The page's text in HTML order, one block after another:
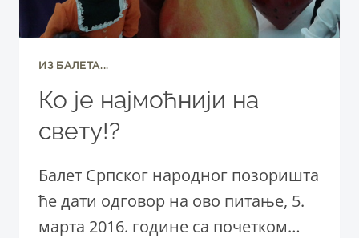
ИЗ БАЛЕТА...
Ко је најмоћнији на
свету!?
Балет Српског народног позоришта
ће дати одговор на ово питање, 5.
марта 2016. године са почетком…